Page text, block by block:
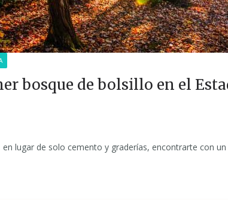
bosque de bolsillo en el
lugar de solo cemento y graderías, encontrarte con